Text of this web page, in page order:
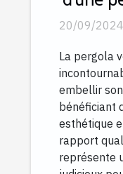
le
20/09/
La pergola
embellir
bénéficiant
esthétique
rapport
représente